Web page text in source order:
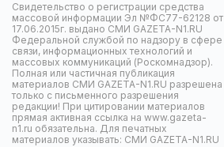
Свидетельство о регистрации средства
массовой информации Эл №ФС77-62128 от
17.06.2015г. выдано СМИ GAZETA-N1.RU
Федеральной службой по надзору в сфере
связи, информационных технологий и
массовых коммуникаций (Роскомнадзор).
Полная или частичная публикация
материалов СМИ GAZETA-N1.RU разрешена
только с письменного разрешения
редакции! При цитировании материалов
прямая активная ссылка на www.gazeta-
n1.ru обязательна. Для печатных
материалов указывать: СМИ GAZETA-N1.RU